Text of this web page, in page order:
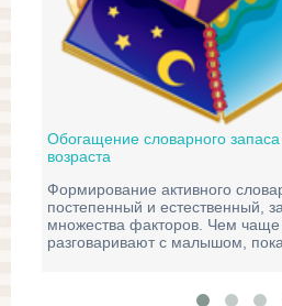
Обогащение словарного
возраста
Формирование активного
постепенный и естественный,
множества факторов. Чем чаще
разговаривают с малышом,